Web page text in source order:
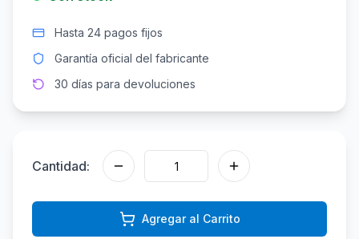
Hasta 24 pagos fijos
Garantía oficial del fabricante
30 días para devoluciones
Cantidad:
Agregar al Carrito